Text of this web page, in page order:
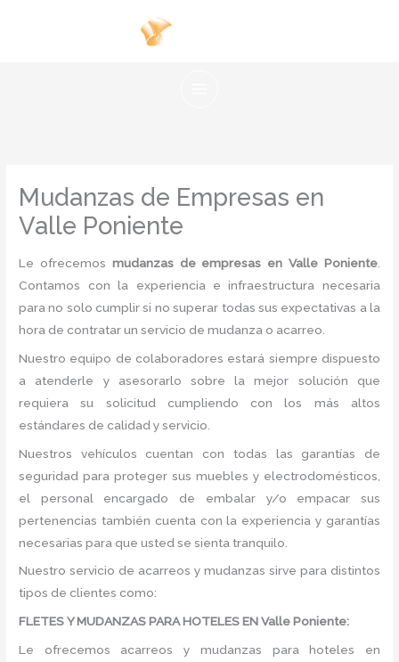
Mudanzas de Empresas en
Valle Poniente
Le ofrecemos mudanzas de empresas en Valle Poniente.
Contamos con la experiencia e infraestructura necesaria
para no solo cumplir si no superar todas sus expectativas a la
hora de contratar un servicio de mudanza o acarreo.
Nuestro equipo de colaboradores estará siempre dispuesto
a atenderle y asesorarlo sobre la mejor solución que
requiera su solicitud cumpliendo con los más altos
estándares de calidad y servicio.
Nuestros vehículos cuentan con todas las garantías de
seguridad para proteger sus muebles y electrodomésticos,
el personal encargado de embalar y/o empacar sus
pertenencias también cuenta con la experiencia y garantías
necesarias para que usted se sienta tranquilo.
Nuestro servicio de acarreos y mudanzas sirve para distintos
tipos de clientes como:
FLETES Y MUDANZAS PARA HOTELES EN Valle Poniente:
Le ofrecemos acarreos y mudanzas para hoteles en